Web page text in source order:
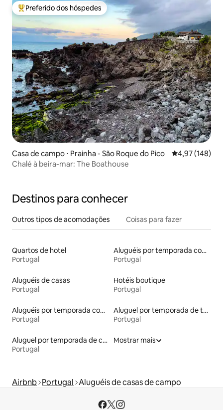
Entre os melhores preferidos dos hóspedes
Preferido dos hóspedes
Casa de campo ⋅ Prainha - São Roque do Pico 4,97 de uma
4,97 (148)
Chalé à beira-mar: The Boathouse
Destinos para conhecer
Outros tipos de acomodações Coisas para fazer
Quartos de hotel
Portugal
Aluguéis por temporada com acesso ao lago
Portugal
Aluguéis de casas
Portugal
Hotéis boutique
Portugal
Aluguéis por temporada com caiaque
Portugal
Aluguel por temporada de townhouses
Portugal
Aluguel por temporada de casas de veraneio
Portugal
Mostrar mais
Airbnb Portugal Aluguéis de casas de campo